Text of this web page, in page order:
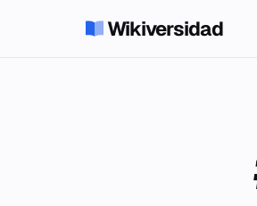
Wikiversidad